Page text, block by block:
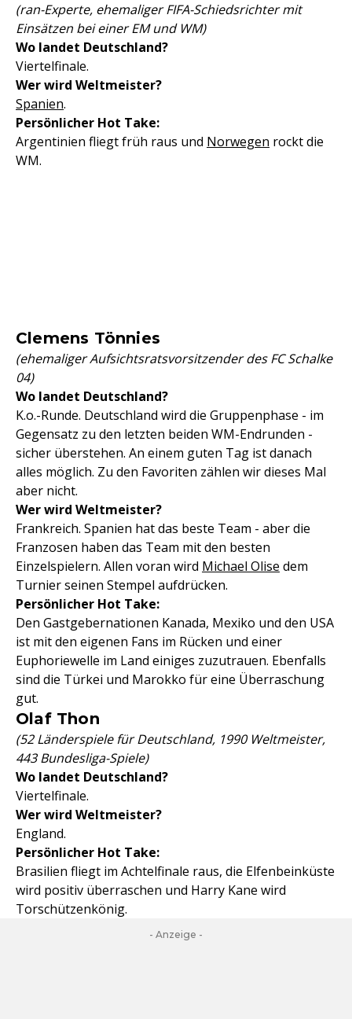
(ran-Experte, ehemaliger FIFA-Schiedsrichter mit
Einsätzen bei einer EM und WM)
Wo landet Deutschland?
Viertelfinale.
Wer wird Weltmeister?
Spanien.
Persönlicher Hot Take:
Argentinien fliegt früh raus und Norwegen rockt die
WM.
Clemens Tönnies
(ehemaliger Aufsichtsratsvorsitzender des FC Schalke
04)
Wo landet Deutschland?
K.o.-Runde. Deutschland wird die Gruppenphase - im
Gegensatz zu den letzten beiden WM-Endrunden -
sicher überstehen. An einem guten Tag ist danach
alles möglich. Zu den Favoriten zählen wir dieses Mal
aber nicht.
Wer wird Weltmeister?
Frankreich. Spanien hat das beste Team - aber die
Franzosen haben das Team mit den besten
Einzelspielern. Allen voran wird Michael Olise dem
Turnier seinen Stempel aufdrücken.
Persönlicher Hot Take:
Den Gastgebernationen Kanada, Mexiko und den USA
ist mit den eigenen Fans im Rücken und einer
Euphoriewelle im Land einiges zuzutrauen. Ebenfalls
sind die Türkei und Marokko für eine Überraschung
gut.
Olaf Thon
(52 Länderspiele für Deutschland, 1990 Weltmeister,
443 Bundesliga-Spiele)
Wo landet Deutschland?
Viertelfinale.
Wer wird Weltmeister?
England.
Persönlicher Hot Take:
Brasilien fliegt im Achtelfinale raus, die Elfenbeinküste
wird positiv überraschen und ⁠Harry Kane wird
Torschützenkönig.
- Anzeige -